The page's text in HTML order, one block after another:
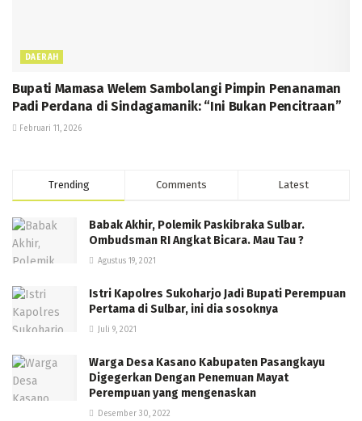
DAERAH
Bupati Mamasa Welem Sambolangi Pimpin Penanaman
Padi Perdana di Sindagamanik: “Ini Bukan Pencitraan”
Februari 11, 2026
Trending Comments Latest
Babak Akhir, Polemik Paskibraka Sulbar.
Ombudsman RI Angkat Bicara. Mau Tau ?
Agustus 19, 2021
Istri Kapolres Sukoharjo Jadi Bupati Perempuan
Pertama di Sulbar, ini dia sosoknya
Juli 9, 2021
Warga Desa Kasano Kabupaten Pasangkayu
Digegerkan Dengan Penemuan Mayat
Perempuan yang mengenaskan
Desember 30, 2022